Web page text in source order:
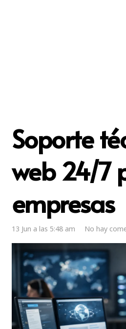
Soporte
web 24/7
empresas
13 Jun a las 5:48 am No hay